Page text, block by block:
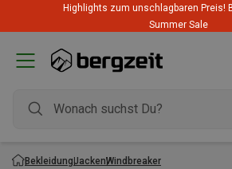
Highlights zum unschlagbaren Preis!
Summer Sale
BekleidungJackenWindbreaker